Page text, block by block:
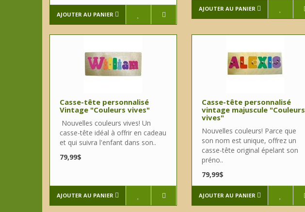
AJOUTER AU PANIER
AJOUTER AU PANIER
Casse-tête personnalisé
Vintage "Couleurs vives"
Nouvelles couleurs vives! Un
casse-tête idéal à offrir en cadeau
et qui suivra l'enfant dans son..
79,99$
AJOUTER AU PANIER
Casse-tête personnalisé
vintage majuscule "Couleurs
vives"
Nouvelles couleurs! Parce que
son nom est unique, offrez un
casse-tête original épelant son
préno..
79,99$
AJOUTER AU PANIER